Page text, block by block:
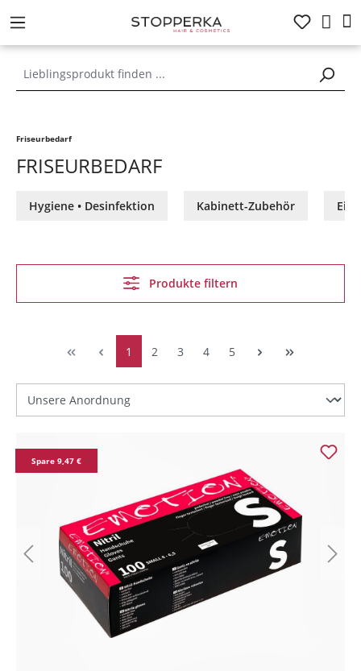
springen
Friseurbedarf
FRISEURBEDARF
Hygiene • Desinfektion Kabinett-Zubehör
Produkte filtern
1 2 3 4 5
Spare 9,47 €